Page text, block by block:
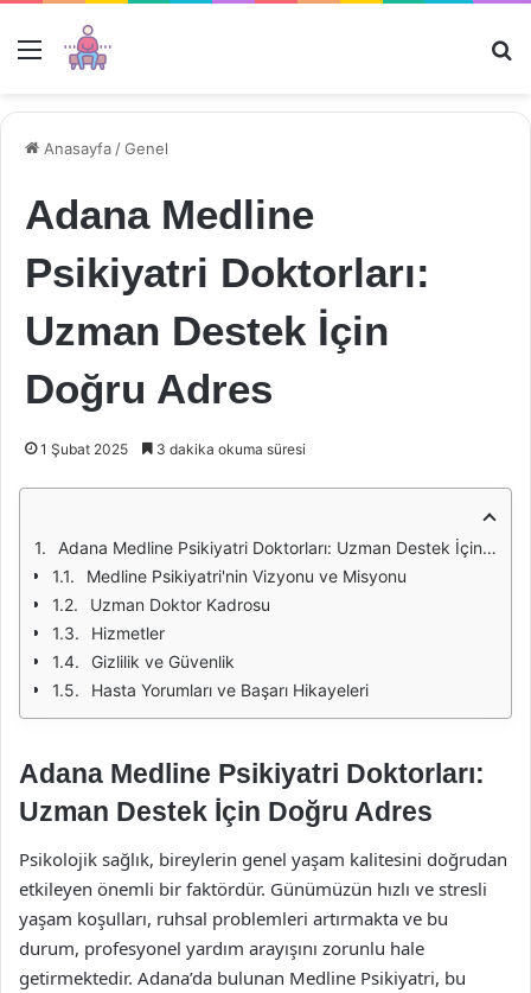
Menü
Anasayfa /Genel
Adana Medline
Psikiyatri Doktorları:
Uzman Destek İçin
Doğru Adres
1 Şubat 2025 3 dakika okuma süresi
Adana Medline Psikiyatri Doktorları: Uzman Destek İçin Doğru Adres
Medline Psikiyatri'nin Vizyonu ve Misyonu
Uzman Doktor Kadrosu
Hizmetler
Gizlilik ve Güvenlik
Hasta Yorumları ve Başarı Hikayeleri
Adana Medline Psikiyatri Doktorları:
Uzman Destek İçin Doğru Adres
Psikolojik sağlık, bireylerin genel yaşam kalitesini doğrudan
etkileyen önemli bir faktördür. Günümüzün hızlı ve stresli
yaşam koşulları, ruhsal problemleri artırmakta ve bu
durum, profesyonel yardım arayışını zorunlu hale
getirmektedir. Adana’da bulunan Medline Psikiyatri, bu